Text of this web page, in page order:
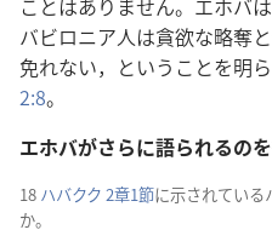
ことはありません。エホバ
バビロニア人は貪欲な略奪
免れない，ということを明
2:8。
エホバがさらに語られるの
18 ハバクク 2章1節に示されている
か。